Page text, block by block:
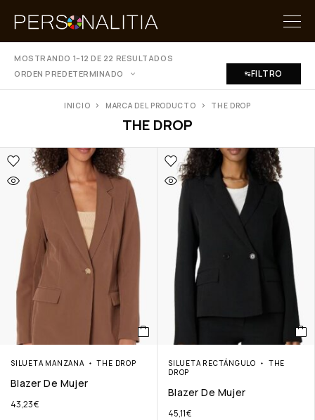
MOSTRANDO 1–12 DE 22 RESULTADOS
ORDEN PREDETERMINADO
FILTRO
THE DROP
INICIO MARCA DEL PRODUCTO THE DROP
SILUETA MANZANA THE DROP
Blazer De Mujer
43,23€
SILUETA RECTÁNGULO
THE
DROP
Blazer De Mujer
45,11€